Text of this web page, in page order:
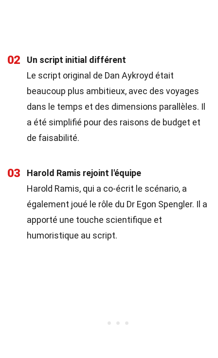
02
Un script initial différent
Le script original de Dan Aykroyd était
beaucoup plus ambitieux, avec des voyages
dans le temps et des dimensions parallèles. Il
a été simplifié pour des raisons de budget et
de faisabilité.
03
Harold Ramis rejoint l'équipe
Harold Ramis, qui a co-écrit le scénario, a
également joué le rôle du Dr Egon Spengler. Il a
apporté une touche scientifique et
humoristique au script.